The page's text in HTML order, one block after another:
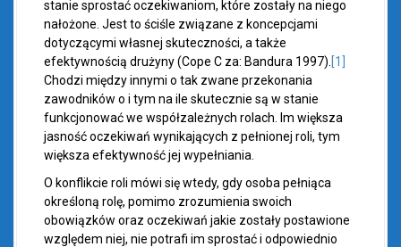
stanie sprostać oczekiwaniom, które zostały na niego
nałożone. Jest to ściśle związane z koncepcjami
dotyczącymi własnej skuteczności, a także
efektywnością drużyny (Cope C za: Bandura 1997). [1]
Chodzi między innymi o tak zwane przekonania
zawodników o i tym na ile skutecznie są w stanie
funkcjonować we współzależnych rolach. Im większa
jasność oczekiwań wynikających z pełnionej roli, tym
większa efektywność jej wypełniania.
O konflikcie roli mówi się wtedy, gdy osoba pełniąca
określoną rolę, pomimo zrozumienia swoich
obowiązków oraz oczekiwań jakie zostały postawione
względem niej, nie potrafi im sprostać i odpowiednio